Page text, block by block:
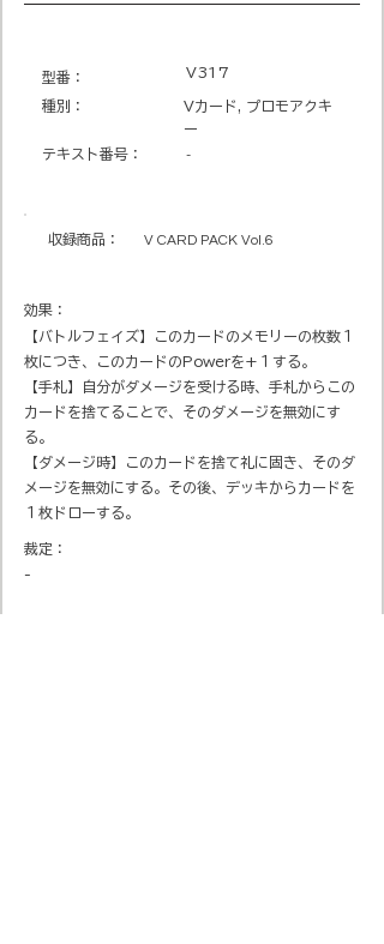
​型番​： V317
種別：
Vカード, プロモアクキ
ー
テキスト番号​：
-
収録商品​： V CARD PACK Vol.6
効果：
【バトルフェイズ】このカードのメモリーの枚数１
枚につき、このカードのPowerを+１する。
【手札】自分がダメージを受ける時、手札からこの
カードを捨てることで、そのダメージを無効にす
る。
【ダメージ時】このカードを捨て礼に固き、そのダ
メージを無効にする。その後、デッキからカードを
１枚ドローする。
裁定：
-